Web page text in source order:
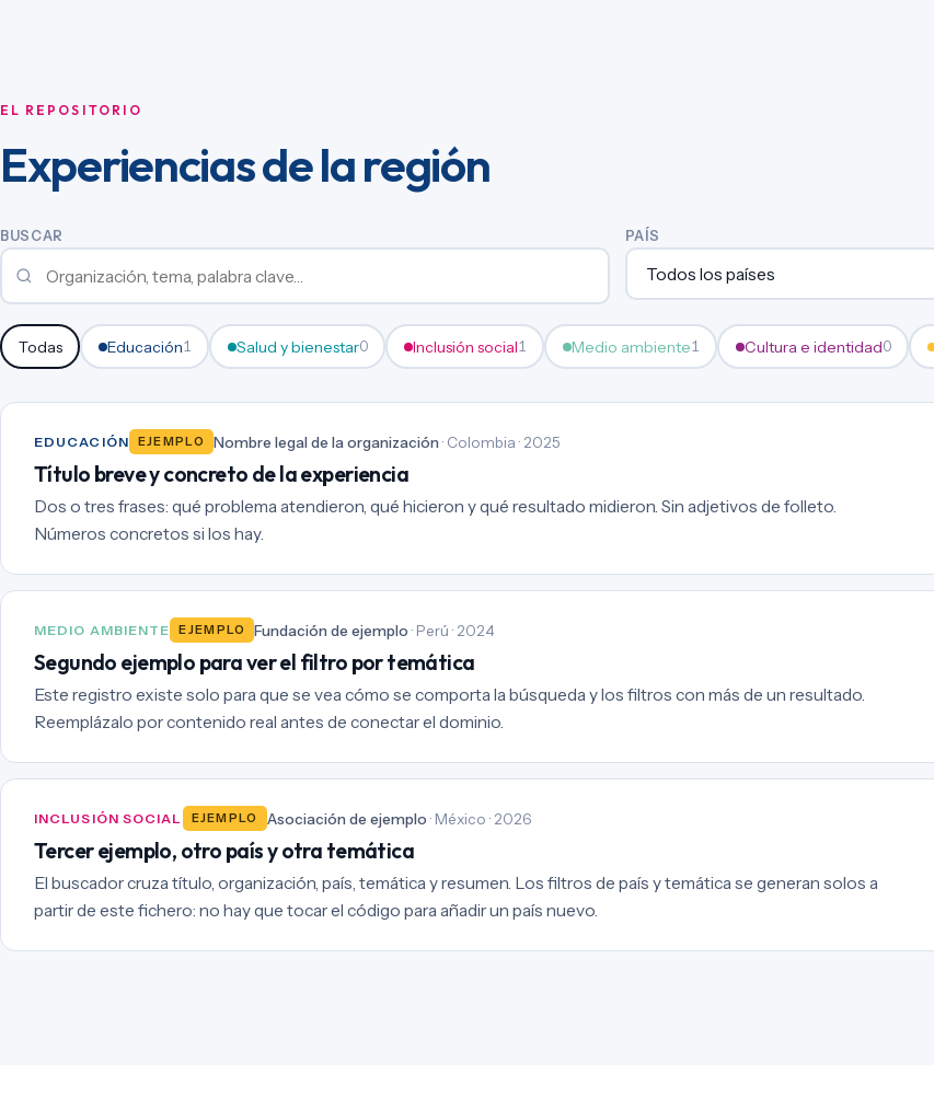
EL REPOSITORIO
Experiencias de la región
BUSCAR PAÍS
Todas Educación1 Salud y bienestar0 Inclusión social1 Medio ambiente1 Cultura e identidad0
EDUCACIÓN EJEMPLO Nombre legal de la organización · Colombia · 2025
Título breve y concreto de la experiencia
Dos o tres frases: qué problema atendieron, qué hicieron y qué resultado midieron. Sin adjetivos de folleto.
Números concretos si los hay.
MEDIO AMBIENTE EJEMPLO Fundación de ejemplo · Perú · 2024
Segundo ejemplo para ver el filtro por temática
Este registro existe solo para que se vea cómo se comporta la búsqueda y los filtros con más de un resultado.
Reemplázalo por contenido real antes de conectar el dominio.
INCLUSIÓN SOCIAL EJEMPLO Asociación de ejemplo · México · 2026
Tercer ejemplo, otro país y otra temática
El buscador cruza título, organización, país, temática y resumen. Los filtros de país y temática se generan solos a
partir de este fichero: no hay que tocar el código para añadir un país nuevo.